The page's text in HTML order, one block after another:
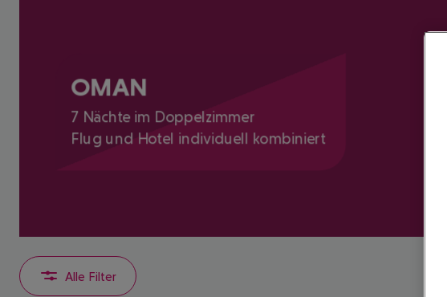
OMAN
7 Nächte im Doppelzimmer
Flug und Hotel individuell kombiniert
Alle Filter